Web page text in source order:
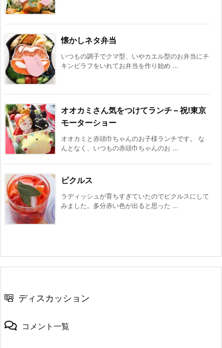
懐かしネタ弁当
いつもの調子でクマ型、いやカエル型のお弁当にチ
キンピラフをいれてお弁当を作り始め ...
オオカミさん気をつけてランチ – 祝!東京
モーターショー
オオカミと赤頭巾ちゃんのお子様ランチです。 な
んとなく、いつもの赤頭巾ちゃんのお ...
ピクルス
ラディッシュが育ちすぎていたのでピクルスにして
みました。多分赤い色が出ると思った ...
ディスカッション
コメント一覧